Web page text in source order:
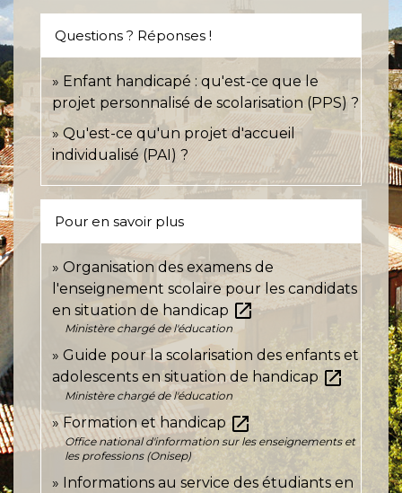
Questions ? Réponses !
Enfant handicapé : qu'est-ce que le
projet personnalisé de scolarisation (PPS) ?
Qu'est-ce qu'un projet d'accueil
individualisé (PAI) ?
Pour en savoir plus
Organisation des examens de
l'enseignement scolaire pour les candidats
en situation de handicap open_in_new
Ministère chargé de l'éducation
Guide pour la scolarisation des enfants et
adolescents en situation de handicap open_in_new
Ministère chargé de l'éducation
Formation et handicapopen_in_new
Office national d'information sur les enseignements et
les professions (Onisep)
Informations au service des étudiants en